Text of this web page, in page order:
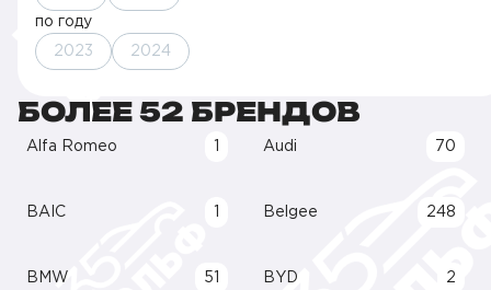
по году
2023 2024
БОЛЕЕ 52 БРЕНДОВ
Alfa Romeo Audi 70
BAIC Belgee 248
BMW 51 BYD 2